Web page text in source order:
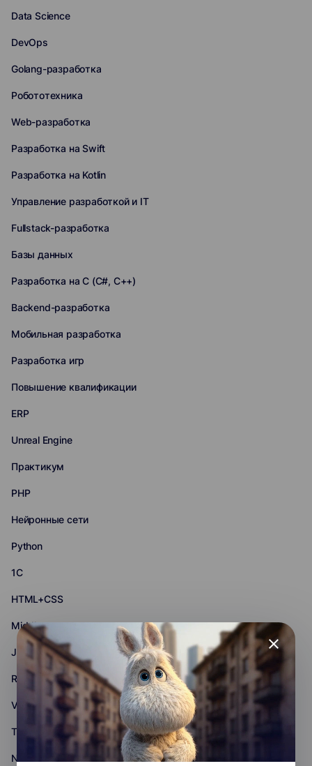
Data Science
DevOps
Golang-разработка
Робототехника
Web-разработка
Разработка на Swift
Разработка на Kotlin
Управление разработкой и IT
Fullstack-разработка
Базы данных
Разработка на C (C#, C++)
Backend-разработка
Мобильная разработка
Разработка игр
Повышение квалификации
ERP
Unreal Engine
Практикум
PHP
Нейронные сети
Python
1С
HTML+CSS
Middle
JavaScript
React.js
Vue.js
Three.js
Nuxt
close